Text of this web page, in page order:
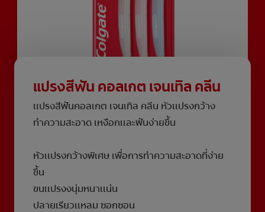
แปรงสีฟัน คอลเกต เจนเทิล คลีน
เเปรงสีฟันคอลเกต เจนเทิล คลีน หัวเเปรงกว้าง
ทำความสะอาด เหงือกเเละฟันง่ายขึ้น
หัวเเปรงกว้างพิเศษ เพื่อการทำความสะอาดที่ง่าย
ขึ้น
ขนเเปรงงนุ่มหนาเเน่น
ปลายเรียวเเหลม ซอกซอน